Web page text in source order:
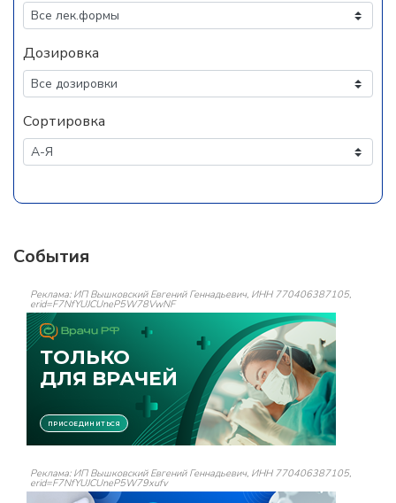
Дозировка
Сортировка
События
Реклама: ИП Вышковский Евгений Геннадьевич, ИНН 770406387105,
erid=F7NfYUJCUneP5W78VwNF
Реклама: ИП Вышковский Евгений Геннадьевич, ИНН 770406387105,
erid=F7NfYUJCUneP5W79xufv